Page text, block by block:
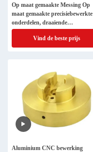
Op maat gemaakte Messing Op
maat gemaakte precisiebewerkte
onderdelen, draaiende
precisiefreesonderdelen
Vind de beste prijs
Aluminium CNC bewerking